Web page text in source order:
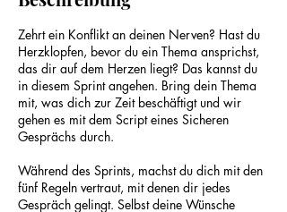
Zehrt ein Konflikt an deinen Nerven? Hast du
Herzklopfen, bevor du ein Thema ansprichst,
das dir auf dem Herzen liegt? Das kannst du
in diesem Sprint angehen. Bring dein Thema
mit, was dich zur Zeit beschäftigt und wir
gehen es mit dem Script eines Sicheren
Gesprächs durch.
Während des Sprints, machst du dich mit den
fünf Regeln vertraut, mit denen dir jedes
Gespräch gelingt. Selbst deine Wünsche